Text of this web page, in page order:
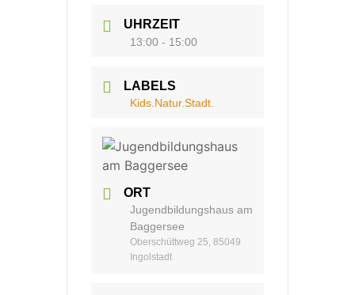
UHRZEIT
13:00 - 15:00
LABELS
Kids.Natur.Stadt.
ORT
Jugendbildungshaus am
Baggersee
Oberschüttweg 25, 85049
Ingolstadt